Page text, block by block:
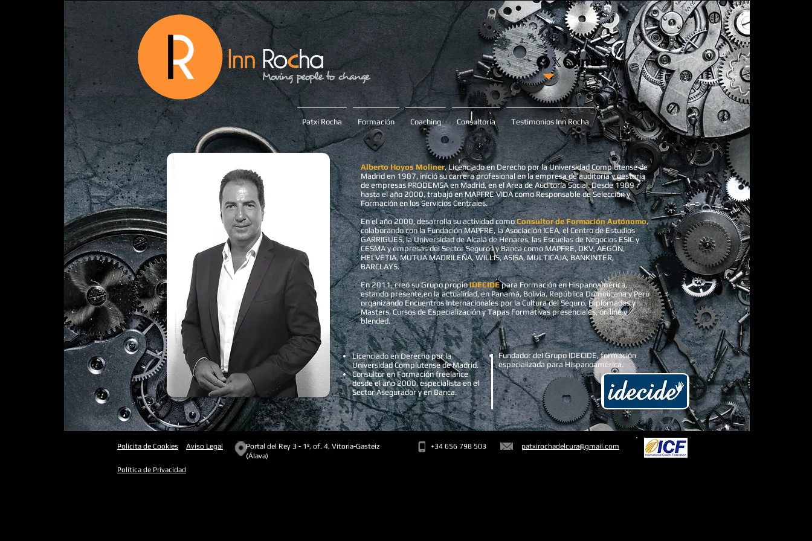
Patxi Rocha Formación Coaching Consultoría Testimonios Inn Rocha
Alberto Hoyos Moliner, Licenciado en Derecho por la Universidad Complutense de
Madrid en 1987, inició su carrera profesional en la empresa de auditoría y gestoría
de empresas PRODEMSA en Madrid, en el Area de Auditoría Social. Desde 1989
hasta el año 2000, trabajó en MAPFRE VIDA como Responsable de Selección y
Formación en los Servicios Centrales.
En el año 2000, desarrolla su actividad comoConsultor de Formación Autónomo,
colaborando con la Fundación MAPFRE, la Asociación ICEA, el Centro de Estudios
GARRIGUES, la Universidad de Alcalá de Henares, las Escuelas de Negocios ESIC y
CESMA y empresas del Sector Seguros y Banca como MAPFRE, DKV, AEGÓN,
HELVETIA, MUTUA MADRILEÑA, WILLIS, ASISA, MULTICAJA, BANKINTER,
BARCLAYS.
En 2011, creó su Grupo propioIDECIDEpara Formación en Hispanoamérica,
estando presente,en la actualidad, en Panamá, Bolivia, República Dominicana y Perú
organizando Encuentros Internacionales por la Cultura del Seguro, Diplomados y
Masters, Cursos de Especialización y Tapas Formativas presenciales, on line y
blended.
Licenciado en Derecho por la
Universidad Complutense de Madrid.
Consultor en Formación freelance
desde el año 2000, especialista en el
Sector Asegurador y en Banca.
Fundador del Grupo IDECIDE, formación
especializada para Hispanoamérica.
Polícita de Cookies Aviso Legal
Portal del Rey 3 - 1º, of. 4, Vitoria-Gasteiz
(Álava)
Política de Privacidad
+34 656 798 503 patxirochadelcura@gmail.com